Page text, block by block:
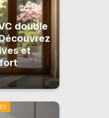
double
et